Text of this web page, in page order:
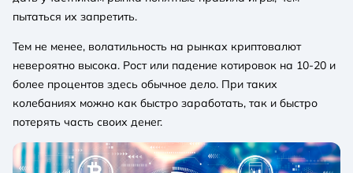
пытаться их запретить.
Тем не менее, волатильность на рынках криптовалют
невероятно высока. Рост или падение котировок на 10-20 и
более процентов здесь обычное дело. При таких
колебаниях можно как быстро заработать, так и быстро
потерять часть своих денег.